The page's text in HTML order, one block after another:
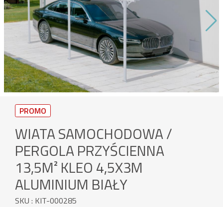
PROMO
WIATA SAMOCHODOWA /
PERGOLA PRZYŚCIENNA
13,5M² KLEO 4,5X3M
ALUMINIUM BIAŁY
SKU : KIT-000285